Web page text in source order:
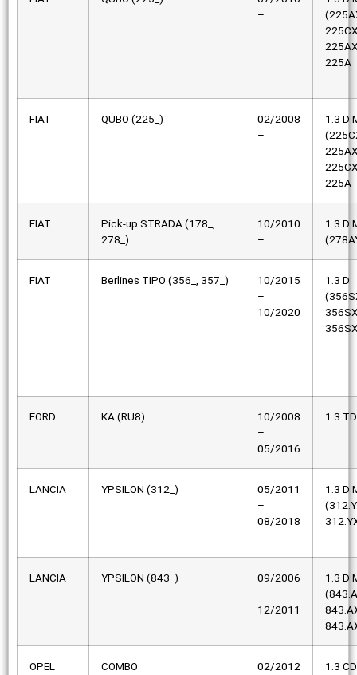
–
225A
FIAT QUBO (225_)
02/2008
–
1.3 D
225A
FIAT
Pick-up STRADA (178_,
278_)
10/2010
–
1.3 D
FIAT Berlines TIPO (356_, 357_)
10/2015
–
10/2020
1.3 D
FORD KA (RU8)
10/2008
–
05/2016
1.3
LANCIA YPSILON (312_)
05/2011
–
08/2018
1.3 D
LANCIA YPSILON (843_)
09/2006
–
12/2011
1.3 D
OPEL COMBO 02/2012 1.3